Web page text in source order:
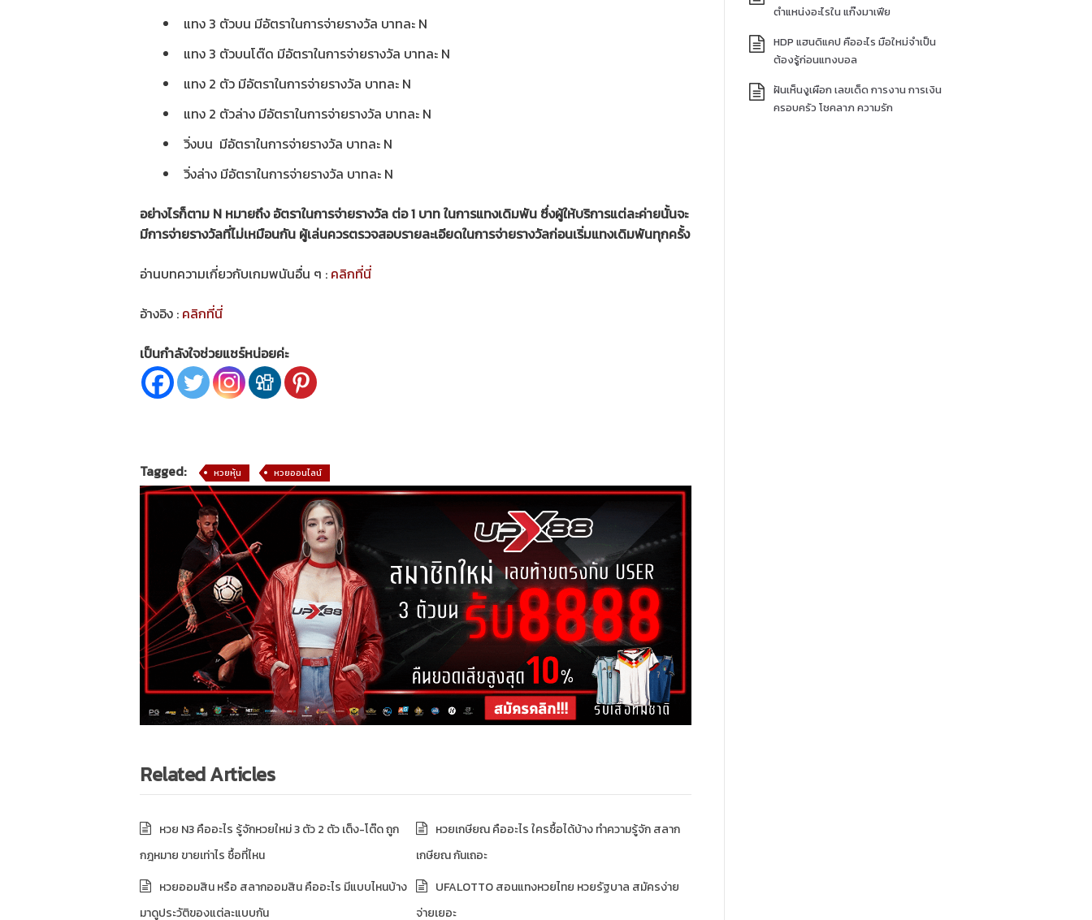
แทง 3 ตัวบน มีอัตราในการจ่ายรางวัล บาทละ N
แทง 3 ตัวบนโต๊ด มีอัตราในการจ่ายรางวัล บาทละ N
แทง 2 ตัว มีอัตราในการจ่ายรางวัล บาทละ N
แทง 2 ตัวล่าง มีอัตราในการจ่ายรางวัล บาทละ N
วิ่งบน มีอัตราในการจ่ายรางวัล บาทละ N
วิ่งล่าง มีอัตราในการจ่ายรางวัล บาทละ N
อย่างไรก็ตาม N หมายถึง อัตราในการจ่ายรางวัล ต่อ 1 บาท ในการแทงเดิมพัน ซึ่งผู้ให้บริการแต่ละค่ายนั้นจะ
มีการจ่ายรางวัลที่ไม่เหมือนกัน ผู้เล่นควรตรวจสอบรายละเอียดในการจ่ายรางวัลก่อนเริ่มแทงเดิมพันทุกครั้ง
อ่านบทความเกี่ยวกับเกมพนันอื่น ๆ : คลิกที่นี่
อ้างอิง : คลิกที่นี่
เป็นกำลังใจช่วยแชร์หน่อยค่ะ
Tagged: หวยหุ้น หวยออนไลน์
Related Articles
หวย N3 คืออะไร รู้จักหวยใหม่ 3 ตัว 2 ตัว เต็ง-โต๊ด ถูก
กฎหมาย ขายเท่าไร ซื้อที่ไหน
หวยเกษียณ คืออะไร ใครซื้อได้บ้าง ทำความรู้จัก สลาก
เกษียณ กันเถอะ
หวยออมสิน หรือ สลากออมสิน คืออะไร มีแบบไหนบ้าง
มาดูประวัติของแต่ละแบบกัน
UFALOTTO สอนแทงหวยไทย หวยรัฐบาล สมัครง่าย
จ่ายเยอะ
ตำแหน่งอะไรใน แก๊งมาเฟีย
HDP แฮนดิแคป คืออะไร มือใหม่จำเป็น
ต้องรู้ก่อนแทงบอล
ฝันเห็นงูเผือก เลขเด็ด การงาน การเงิน
ครอบครัว โชคลาภ ความรัก